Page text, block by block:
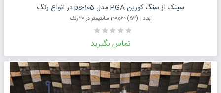
درخواست قیمت محصول سینک از سنگ کورین PGA مدل ps-105 در انواع رنگ
ابعاد : (52) 100x60 سانتیمتر در 20 رنگ
تماس بگیرید